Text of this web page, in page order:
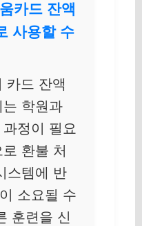
카드 잔액
사용할 수
카드 잔액
는 학원과
정이 필요
환불 처
스템에 반
소요될 수
훈련을 신